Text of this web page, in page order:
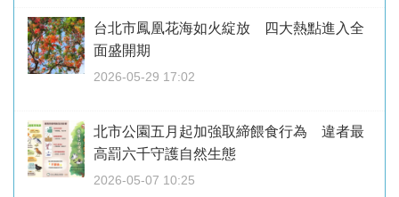
台北市鳳凰花海如火綻放 四大熱點進入全
面盛開期
2026-05-29 17:02
北市公園五月起加強取締餵食行為 違者最
高罰六千守護自然生態
2026-05-07 10:25